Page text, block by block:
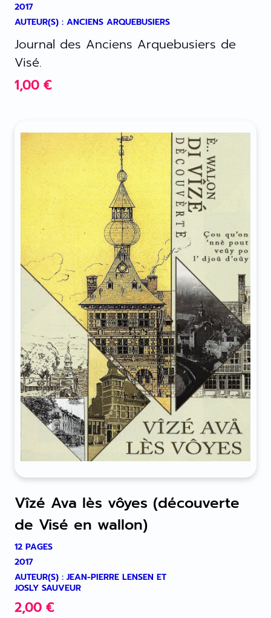
2017
AUTEUR(S) : ANCIENS ARQUEBUSIERS
Journal des Anciens Arquebusiers de
Visé.
1,00 €
Vîzé Ava lès vôyes (découverte
de Visé en wallon)
12 PAGES
2017
AUTEUR(S) : JEAN-PIERRE LENSEN ET
JOSLY SAUVEUR
2,00 €